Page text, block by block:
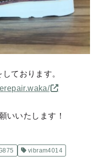
ております。
いいたします！
vibram4014